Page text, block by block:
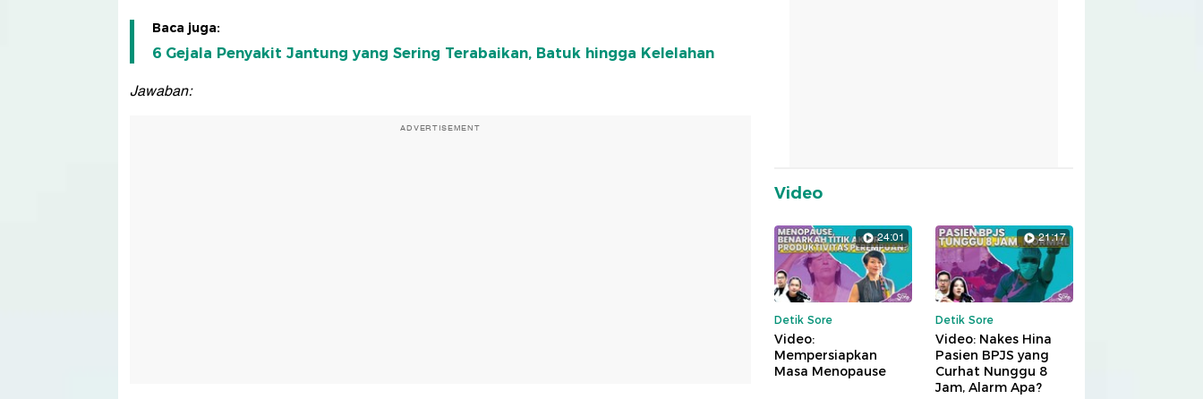
Baca juga:
6 Gejala Penyakit Jantung yang Sering Terabaikan, Batuk hingga Kelelahan
Jawaban:
ADVERTISEMENT
Video
24:01
Detik Sore
Video:
Mempersiapkan
Masa Menopause
21:17
Detik Sore
Video: Nakes Hina
Pasien BPJS yang
Curhat Nunggu 8
Jam, Alarm Apa?